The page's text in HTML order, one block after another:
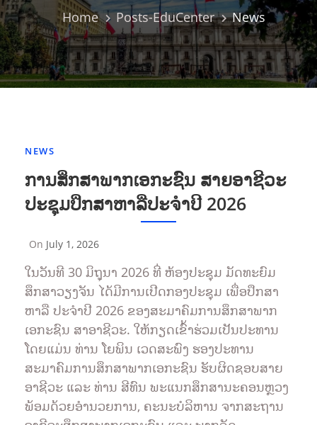
Home Posts-EduCenter News
NEWS
ການສຶກສາພາກເອກະຊົນ ສາຍອາຊີວະ
ປະຊຸມປຶກສາຫາລືປະຈຳປີ 2026
By
Sompasong
Vongthavone
On July 1, 2026
ໃນວັນທີ 30 ມິຖຸນາ 2026 ທີ່ ຫ້ອງປະຊຸມ ມັດທະຍົມ
ສຶກສາວຽງຈັນ ໄດ້ມີການເປີດກອງປະຊຸມ ເພື່ອປຶກສາ
ຫາລື ປະຈຳປີ 2026 ຂອງສະມາຄົມການສຶກສາພາກ
ເອກະຊົນ ສາອາຊີວະ. ໃຫ້ກຽດເຂົ້າຮ່ວມເປັນປະທານ
ໂດຍແມ່ນ ທ່ານ ໂຍພິນ ເວດສະພົງ ຮອງປະທານ
ສະມາຄົມການສຶກສາພາກເອກະຊົນ ຮັບຜິດຊອບສາຍ
ອາຊີວະ ແລະ ທ່ານ ສີທົນ ພະແນກສຶກສານະຄອນຫຼວງ
ພ້ອມດ້ວຍອຳນວຍການ, ຄະນະບໍລິຫານ ຈາກສະຖານ